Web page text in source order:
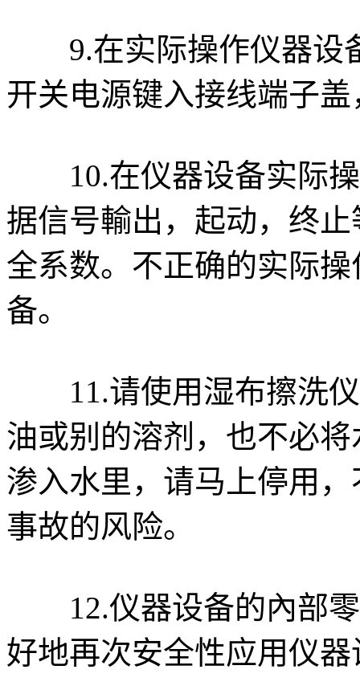
9.在实际操作仪器设
开关电源键入接线端子
10.在仪器设备实际操
据信号輸出，起动，终
全系数。不正确的实际
备。
11.请使用湿布擦洗仪
油或别的溶剂，也不必
渗入水里，请马上停用
事故的风险。
12.仪器设备的內部零
好地再次安全性应用仪